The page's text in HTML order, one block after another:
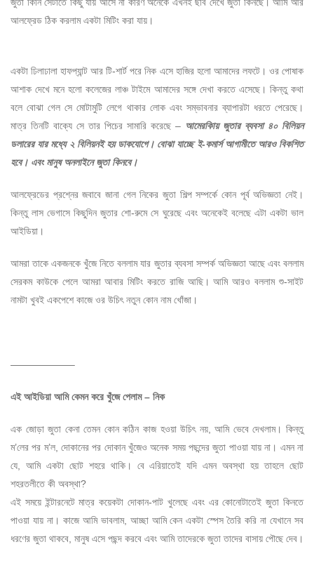
জুতা কিনি সেটাতে কিছু যায় আসে না কারণ অনেকে এখনই ছবি দেখে জুতা কিনছে। আমি আর
আলফ্রেড ঠিক করলাম একটা মিটিং করা যায়।
একটা ঢিলাঢালা হাফপ্যান্ট আর টি-শার্ট পরে নিক এসে হাজির হলো আমাদের লফটে। ওর পোষাক
আশাক দেখে মনে হলো কলেজের লাঞ্চ টাইমে আমাদের সঙ্গে দেখা করতে এসেছে। কিন্তু কথা
বলে বোঝা গেল সে মোটামুটি লেগে থাকার লোক এবং সম্ভাবনার ব্যাপারটা ধরতে পেরেছে।
মাত্র তিনটি বাক্যে সে তার পিচের সামারি করেছে – আমেরকিায় জুতার ব্যবসা ৪০ বিলিয়ন
ডলারের যার মধ্যে ২ বিলিয়নই হয় ডাকযোগে। বোঝা যাচ্ছে ই-কমার্স আগামীতে আরও বিকশিত
হবে। এবং মানুষ অনলাইনে জুতা কিনবে।
আলফ্রেডের প্রশ্নের জবাবে জানা গেল নিকের জুতা শিল্প সম্পর্কে কোন পূর্ব অভিজ্ঞতা নেই।
কিন্তু লাস ভেগাসে কিছুদিন জুতার শো-রুমে সে ঘুরেছে এবং অনেকেই বলেছে এটা একটা ভাল
আইডিয়া।
আমরা তাকে একজনকে খুঁজে নিতে বললাম যার জুতার ব্যবসা সম্পর্ক অভিজ্ঞতা আছে এবং বললাম
সেরকম কাউকে পেলে আমরা আবার মিটিং করতে রাজি আছি। আমি আরও বললাম শু-সাইট
নামটা খুবই একপেশে কাজে ওর উচিৎ নতুন কোন নাম খোঁজা।
——————–
এই আইডিয়া আমি কেমন করে খুঁজে পেলাম – নিক
এক জোড়া জুতা কেনা তেমন কোন কঠিন কাজ হওয়া উচিৎ নয়, আমি ভেবে দেখলাম। কিন্তু
ম’লের পর ম’ল, দোকানের পর দোকান খুঁজেও অনেক সময় পছন্দের জুতা পাওয়া যায় না। এমন না
যে, আমি একটা ছোট শহরে থাকি। বে এরিয়াতেই যদি এমন অবস্থা হয় তাহলে ছোট
শহরতলীতে কী অবস্থা?
এই সময়ে ইন্টারনেটে মাত্র কয়েকটা দোকান-পাট খুলেছে এবং এর কোনোটাতেই জুতা কিনতে
পাওয়া যায় না। কাজে আমি ভাবলাম, আচ্ছা আমি কেন একটা স্পেস তৈরি করি না যেখানে সব
ধরণের জুতা থাকবে, মানুষ এসে পছন্দ করবে এবং আমি তাদেরকে জুতা তাদের বাসায় পৌছে দেব।